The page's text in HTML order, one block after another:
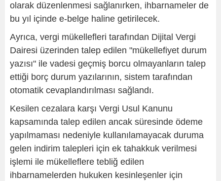
olarak düzenlenmesi sağlanırken, ihbarnameler de
bu yıl içinde e-belge haline getirilecek.
Ayrıca, vergi mükellefleri tarafından Dijital Vergi
Dairesi üzerinden talep edilen "mükellefiyet durum
yazısı" ile vadesi geçmiş borcu olmayanların talep
ettiği borç durum yazılarının, sistem tarafından
otomatik cevaplandırılması sağlandı.
Kesilen cezalara karşı Vergi Usul Kanunu
kapsamında talep edilen ancak süresinde ödeme
yapılmaması nedeniyle kullanılamayacak duruma
gelen indirim talepleri için ek tahakkuk verilmesi
işlemi ile mükelleflere tebliğ edilen
ihbarnamelerden hukuken kesinleşenler için